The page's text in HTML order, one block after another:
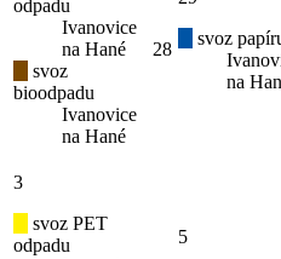
odpadu
Ivanovice
na Hané
svoz
bioodpadu
Ivanovice
na Hané
28
svoz
na
3
svoz PET
odpadu
5